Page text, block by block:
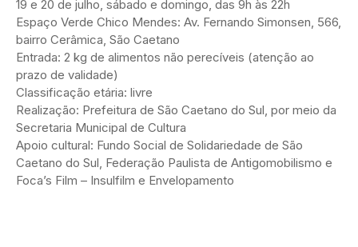
19 e 20 de julho, sábado e domingo, das 9h às 22h
Espaço Verde Chico Mendes: Av. Fernando Simonsen, 566,
bairro Cerâmica, São Caetano
Entrada: 2 kg de alimentos não perecíveis (atenção ao
prazo de validade)
Classificação etária: livre
Realização: Prefeitura de São Caetano do Sul, por meio da
Secretaria Municipal de Cultura
Apoio cultural: Fundo Social de Solidariedade de São
Caetano do Sul, Federação Paulista de Antigomobilismo e
Foca’s Film – Insulfilm e Envelopamento